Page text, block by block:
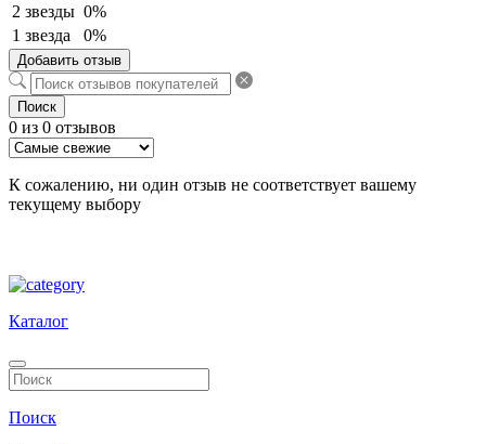
2 звезды 0%
1 звезда
0%
Добавить отзыв
Поиск
0 из 0 отзывов
К сожалению, ни один отзыв не соответствует вашему
текущему выбору
Каталог
Поиск